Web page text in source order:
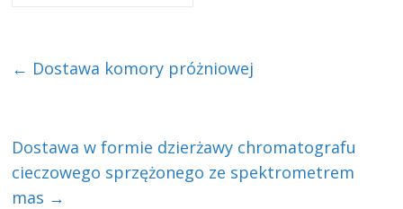
← Dostawa komory próżniowej
Dostawa w formie dzierżawy chromatografu
cieczowego sprzężonego ze spektrometrem
mas →